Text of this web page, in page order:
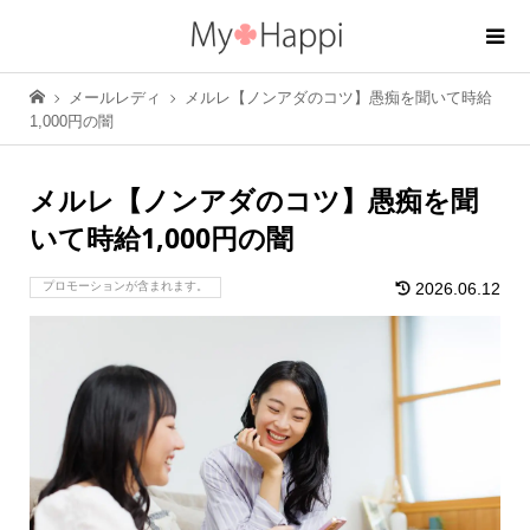
メールレディ
メルレ【ノンアダのコツ】愚痴を聞いて時給
1,000円の闇
メルレ【ノンアダのコツ】愚痴を聞
いて時給1,000円の闇
2026.06.12
プロモーションが含まれます。